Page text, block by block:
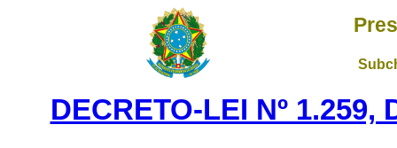
DECRETO-LEI Nº 1.259,